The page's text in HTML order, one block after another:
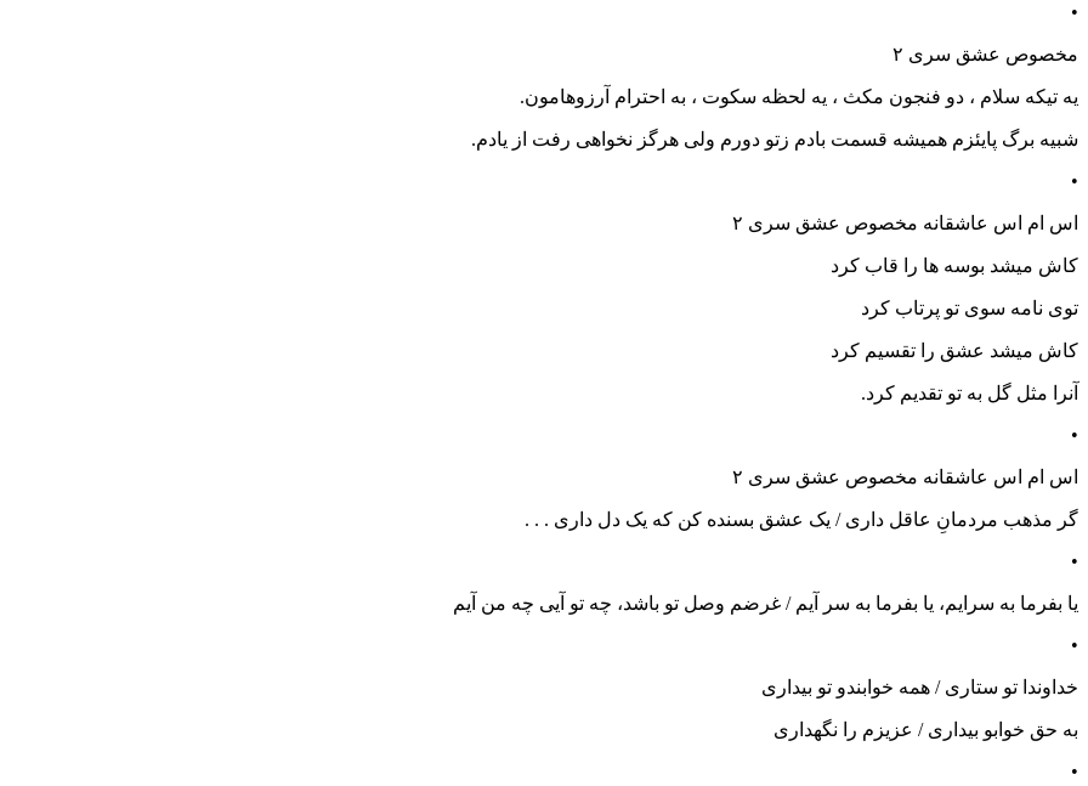
•
مخصوص عشق سری ۲
یه تیکه سلام ، دو فنجون مکث ، یه لحظه سکوت ، به احترام آرزوهامون.
شبیه برگ پایئزم همیشه قسمت بادم زتو دورم ولی هرگز نخواهی رفت از یادم.
•
اس ام اس عاشقانه مخصوص عشق سری ۲
کاش میشد بوسه ها را قاب کرد
توی نامه سوی تو پرتاب کرد
کاش میشد عشق را تقسیم کرد
آنرا مثل گل به تو تقدیم کرد.
•
اس ام اس عاشقانه مخصوص عشق سری ۲
گر مذهب مردمانِ عاقل داری / یک عشق بسنده کن که یک دل داری . . .
•
یا بفرما به سرایم، یا بفرما به سر آیم / غرضم وصل تو باشد، چه تو آیی چه من آیم
•
خداوندا تو ستاری / همه خوابندو تو بیداری
به حق خوابو بیداری / عزیزم را نگهداری
•